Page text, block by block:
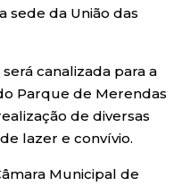
sede da União das
canalizada para a
Parque de Merendas
de diversas
lazer e convívio.
Municipal de